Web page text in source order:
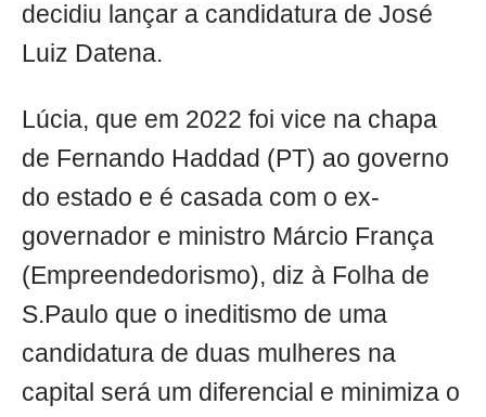
decidiu lançar a candidatura de José
Luiz Datena.
Lúcia, que em 2022 foi vice na chapa
de Fernando Haddad (PT) ao governo
do estado e é casada com o ex-
governador e ministro Márcio França
(Empreendedorismo), diz à Folha de
S.Paulo que o ineditismo de uma
candidatura de duas mulheres na
capital será um diferencial e minimiza o